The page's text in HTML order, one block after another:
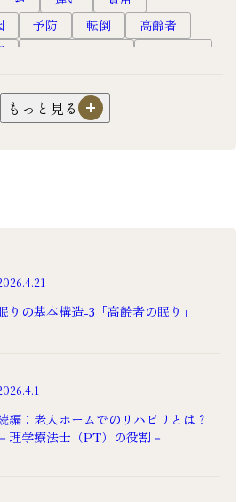
予防 転倒
高齢者
齢社会 健康長寿
もっと見る
りの基本構造-3「高齢者の眠り」
編：老人ホームでのリハビリとは？
－理学療法士（PT）の役割－